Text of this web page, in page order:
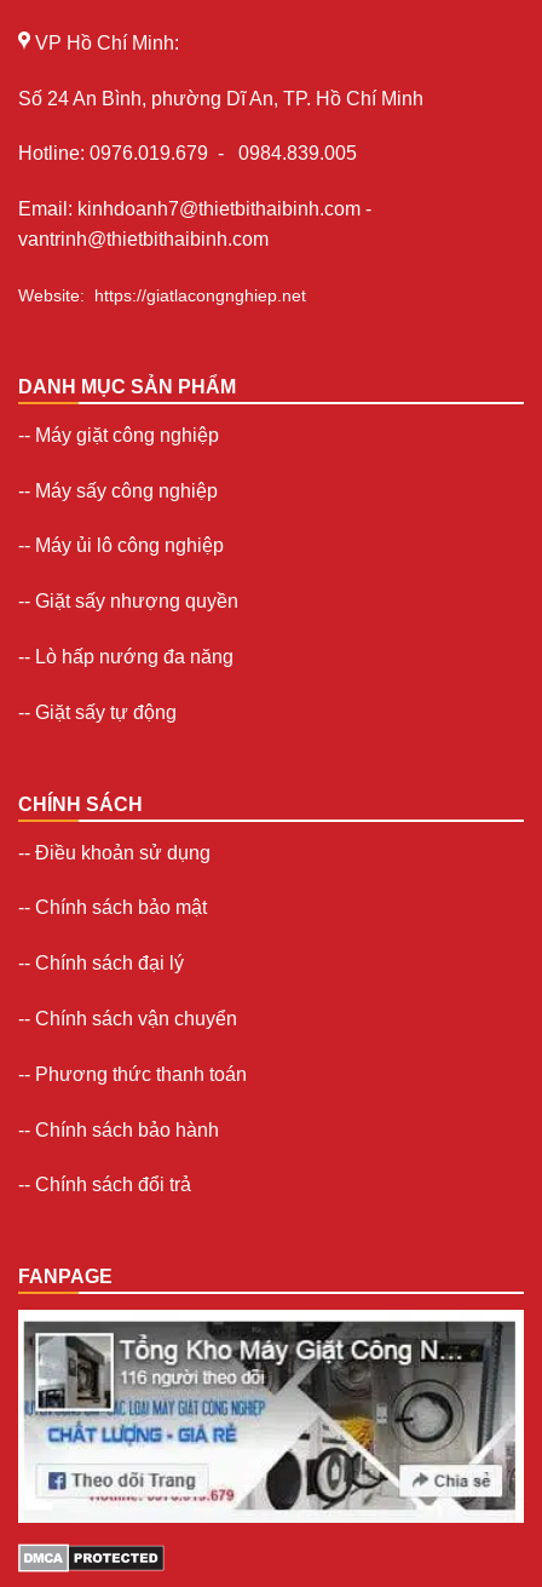
VP Hồ Chí Minh:
Số 24 An Bình, phường Dĩ An, TP. Hồ Chí Minh
Hotline: 0976.019.679 - 0984.839.005
Email : kinhdoanh7@thietbithaibinh.com -
vantrinh@thietbithaibinh.com
Website: https://giatlacongnghiep.net
DANH MỤC SẢN PHẨM
-- Máy giặt công nghiệp
-- Máy sấy công nghiệp
-- Máy ủi lô công nghiệp
-- Giặt sấy nhượng quyền
-- Lò hấp nướng đa năng
-- Giặt sấy tự động
CHÍNH SÁCH
-- Điều khoản sử dụng
-- Chính sách bảo mật
-- Chính sách đại lý
-- Chính sách vận chuyển
-- Phương thức thanh toán
-- Chính sách bảo hành
-- Chính sách đổi trả
FANPAGE